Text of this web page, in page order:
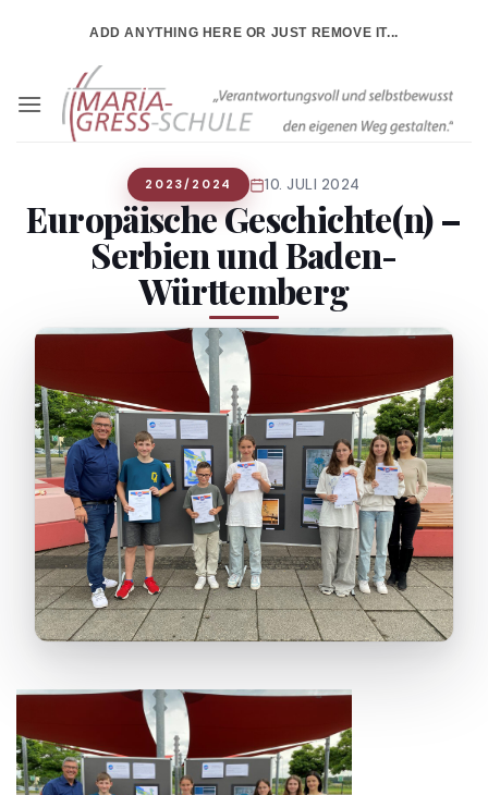
ADD ANYTHING HERE OR JUST REMOVE IT...
2023/2024 10. JULI 2024
Europäische Geschichte(n) –
Serbien und Baden-
Württemberg